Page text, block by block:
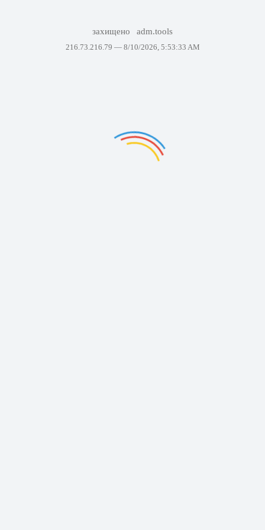
захищено adm.tools
216.73.216.79 — 8/10/2026, 5:53:33 AM